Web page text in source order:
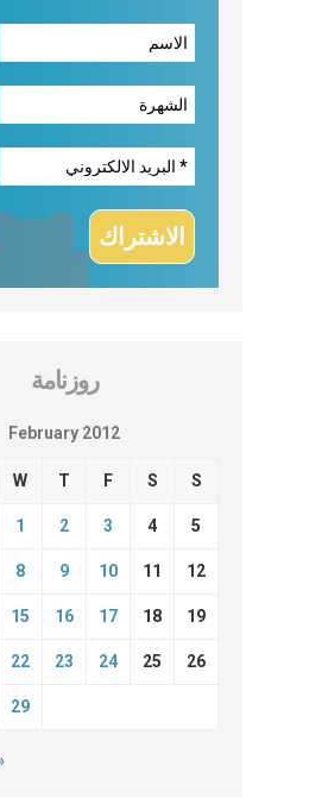
روزنامة
February 2012
W T F S S
1 2 3 4 5
8 9 10 11 12
15 16 17 18 19
22 23 24 25 26
29